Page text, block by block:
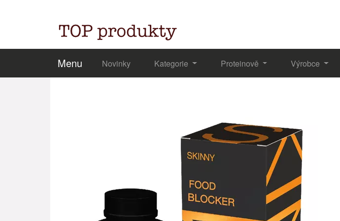
Menu Novinky Kategorie Proteinově Výrobce